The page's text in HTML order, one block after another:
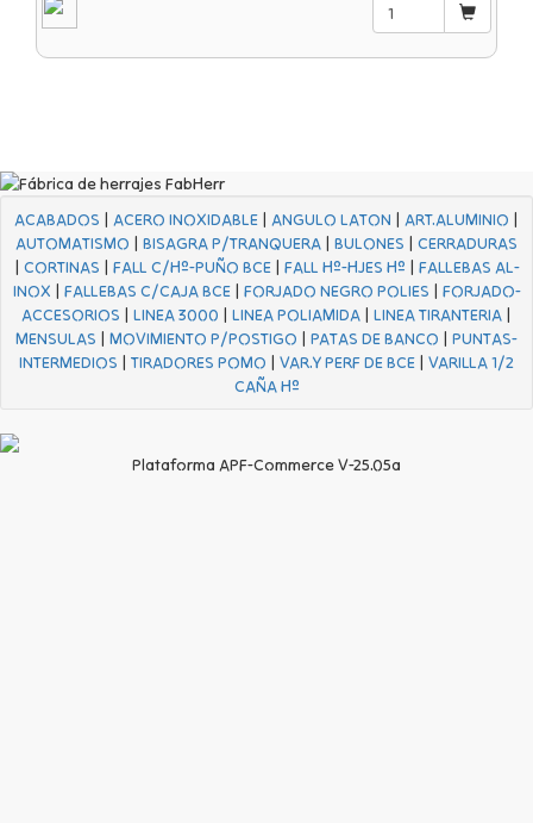
ACABADOS | ACERO INOXIDABLE | ANGULO LATON | ART.ALUMINIO |
AUTOMATISMO | BISAGRA P/TRANQUERA | BULONES | CERRADURAS
| CORTINAS | FALL C/Hº-PUÑO BCE| FALL Hº-HJES Hº | FALLEBAS AL-
INOX | FALLEBAS C/CAJA BCE| FORJADO NEGRO POLIES | FORJADO-
ACCESORIOS | LINEA 3000 | LINEA POLIAMIDA | LINEA TIRANTERIA |
MENSULAS | MOVIMIENTO P/POSTIGO | PATAS DE BANCO | PUNTAS-
INTERMEDIOS | TIRADORES POMO | VAR.Y PERF DE BCE | VARILLA 1/2
CAÑA Hº
Plataforma APF-Commerce V-25.05a